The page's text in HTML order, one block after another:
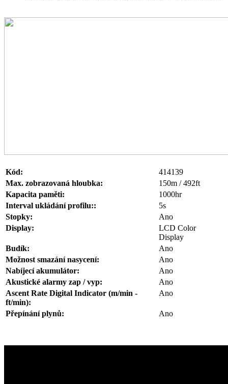
Kód:
414139
Max. zobrazovaná hloubka:
150m / 492ft
Kapacita paměti:
1000hr
Interval ukládání profilu::
5s
Stopky:
Ano
Display:
LCD Color
Display
Budík:
Ano
Možnost smazání nasycení:
Ano
Nabíjecí akumulátor:
Ano
Akustické alarmy zap / vyp:
Ano
Ascent Rate Digital Indicator (m/min -
ft/min):
Ano
Přepínání plynů: Ano